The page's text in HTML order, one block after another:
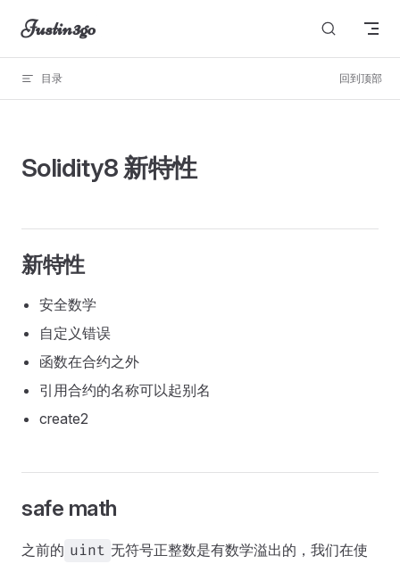
Skip to content
Justin3go
目录 回到顶部
图片无法显示
Solidity8 新特性
新特性
安全数学
自定义错误
函数在合约之外
引用合约的名称可以起别名
create2
safe math
之前的 uint 无符号正整数是有数学溢出的，我们在使